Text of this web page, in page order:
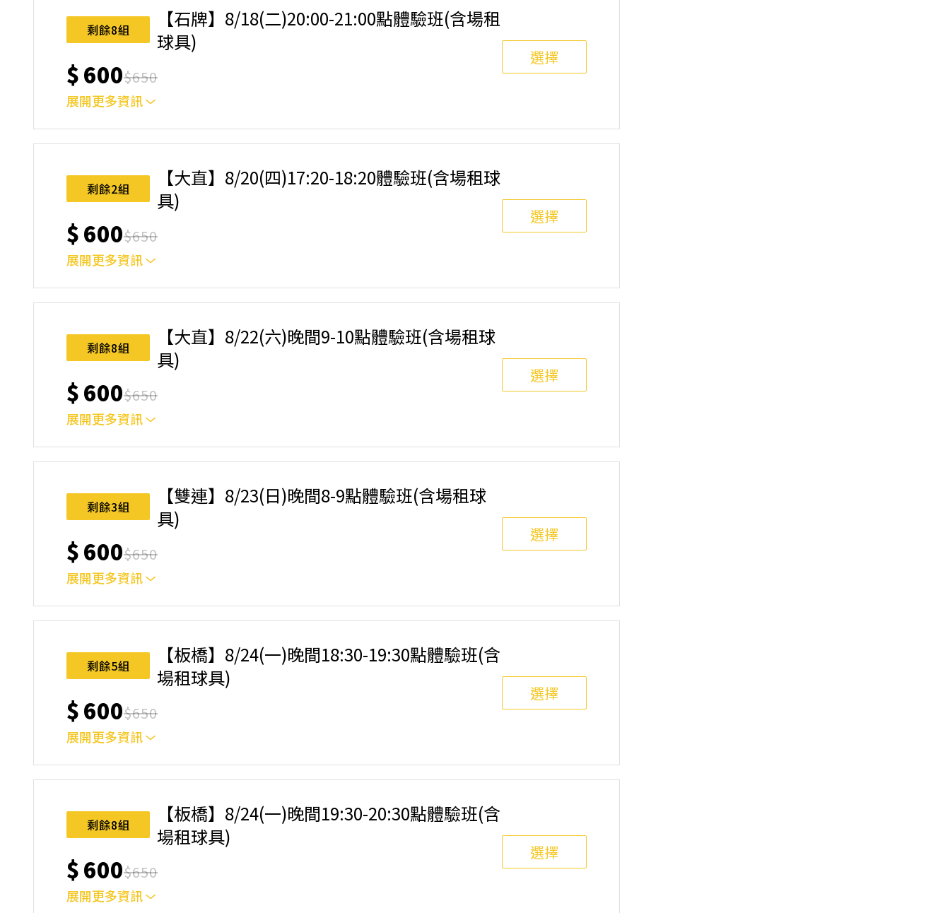
完成後，如因天候因素無法上課，僅提供課程延期選項，恕不退費，請參閱【報名與課程異動規則】。報
名後視為您已同意上述規則。
剩餘8組
【石牌】8/18(二)20:00-21:00點體驗班(含場租
球具)
$600$650
展開更多資訊
選擇
｜單人報名方案說明｜ 本體驗課程採4人開班，8人滿班制。歡迎邀請親友一同報名參加，享受團體運動
完成後，如因天候因素無法上課，僅提供課程延期選項，恕不退費，請參閱【報名與課程異動規則】。報
名後視為您已同意上述規則。
剩餘2組
【大直】8/20(四)17:20-18:20體驗班(含場租球
具)
$600$650
展開更多資訊
選擇
｜單人報名方案說明｜ 本體驗課程採4人開班，8人滿班制。歡迎邀請親友一同報名參加，享受團體運動
完成後，如因天候因素無法上課，僅提供課程延期選項，恕不退費，請參閱【報名與課程異動規則】。報
名後視為您已同意上述規則。
剩餘8組
【大直】8/22(六)晚間9-10點體驗班(含場租球
具)
$600$650
展開更多資訊
選擇
｜單人報名方案說明｜ 本體驗課程採4人開班，8人滿班制。歡迎邀請親友一同報名參加，享受團體運動
完成後，如因天候因素無法上課，僅提供課程延期選項，恕不退費，請參閱【報名與課程異動規則】。報
名後視為您已同意上述規則。
剩餘3組
【雙連】8/23(日)晚間8-9點體驗班(含場租球
具)
$600$650
展開更多資訊
選擇
｜單人報名方案說明｜ 本體驗課程採4人開班，8人滿班制。歡迎邀請親友一同報名參加，享受團體運動
完成後，如因天候因素無法上課，僅提供課程延期選項，恕不退費，請參閱【報名與課程異動規則】。報
名後視為您已同意上述規則。
剩餘5組
【板橋】8/24(一)晚間18:30-19:30點體驗班(含
場租球具)
$600$650
展開更多資訊
選擇
｜單人報名方案說明｜ 本體驗課程採4人開班，8人滿班制。歡迎邀請親友一同報名參加，享受團體運動
完成後，如因天候因素無法上課，僅提供課程延期選項，恕不退費，請參閱【報名與課程異動規則】。報
名後視為您已同意上述規則。
剩餘8組
【板橋】8/24(一)晚間19:30-20:30點體驗班(含
場租球具)
$600$650
展開更多資訊
選擇